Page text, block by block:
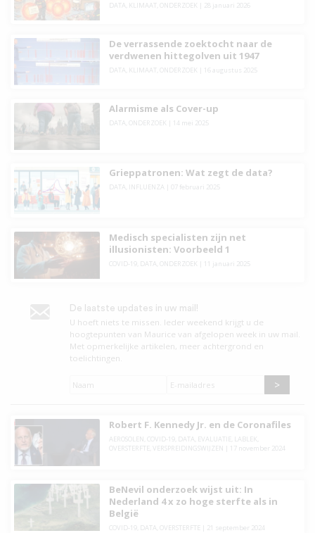
DATA KLIMAAT ONDERZOEK 28 januari 2026
De verrassende zoektocht naar de
verdwenen hittegolven uit 1947
DATA KLIMAAT ONDERZOEK 16 augustus 2025
Alarmisme als Cover-up
DATA ONDERZOEK 14 mei 2025
Grieppatronen: Wat zegt de data?
DATA INFLUENZA 07 februari 2025
Medisch specialisten zijn net
illusionisten: Voorbeeld 1
COVID-19, DATA ONDERZOEK 11 januari 2025
De laatste updates in uw mail!
U hoeft niets te missen. leder weekend krijgt u de
hoogtepunten van Maurice van afgelopen week in uw mail.
Met opmerkelijke artikelen, meer achtergrond en
toelichtingen.
Naam
E-
Robert F. Kennedy Jr. en de Coronafiles
AEROSOLEN COVID-19, DATA EVALUATIE LABLEK
OVERSTERFTE
VERSPREIDINGSWIJZEN 17 november 2024
BeNevil onderzoek wijst uit: In
Nederland 4 x zo hoge sterfte als in
België
COVID-19, DATA OVERSTERFTE 21 september 2024